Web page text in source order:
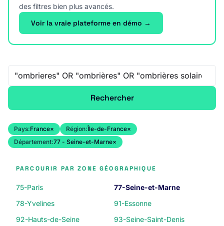
des filtres bien plus avancés.
Voir la vraie plateforme en démo →
Recherche libre
Rechercher
Pays:France× Région:Île-de-France×
Département:77 - Seine-et-Marne×
PARCOURIR PAR ZONE GÉOGRAPHIQUE
75-Paris
77-Seine-et-Marne
78-Yvelines
91-Essonne
92-Hauts-de-Seine
93-Seine-Saint-Denis